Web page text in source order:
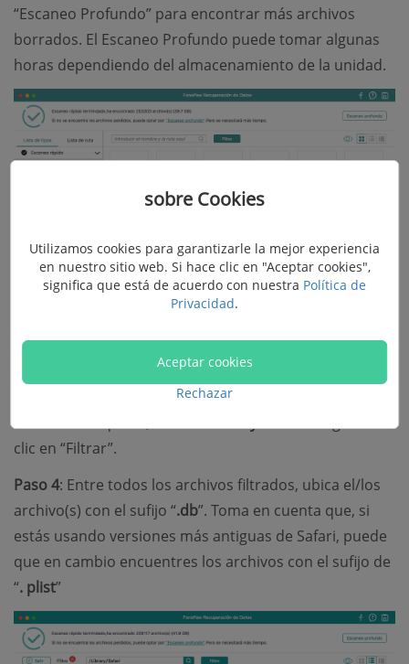
“Escaneo Profundo” para encontrar más archivos
borrados. El Escaneo Profundo puede tomar algunas
horas dependiendo del almacenamiento de la unidad.
: Después del proceso de escaneo, para
recuperar historial borrado de Safari en Mac, en la
clic en “Filtrar”.
Paso 4: Entre todos los archivos filtrados, ubica el/los
archivo(s) con el sufijo “.db”. Toma en cuenta que, si
estás usando versiones más antiguas de Safari, puede
que en cambio encuentres los archivos con el sufijo de
“. plist”
sobre Cookies
Utilizamos cookies para garantizarle la mejor experiencia
en nuestro sitio web. Si hace clic en "Aceptar cookies",
significa que está de acuerdo con nuestra Política de
Privacidad.
Aceptar cookies
Rechazar